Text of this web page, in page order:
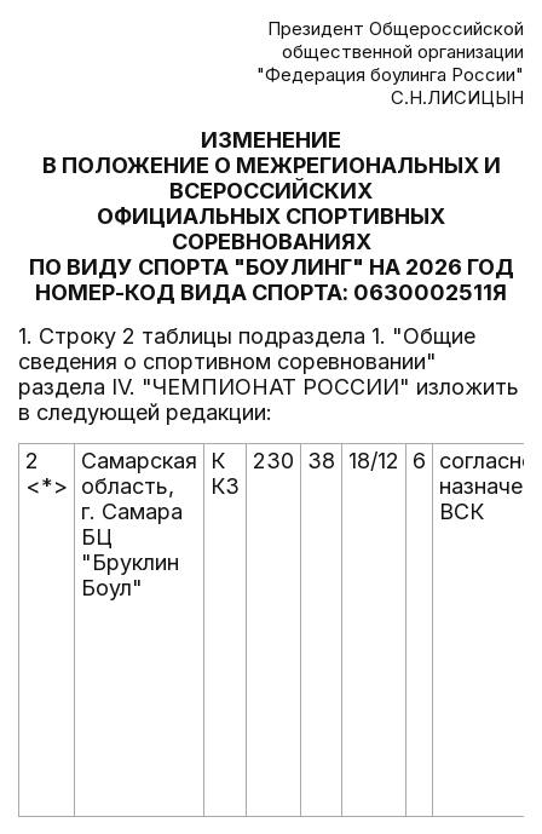
Президент Общероссийской
общественной организации
"Федерация боулинга России"
С.Н.ЛИСИЦЫН
ИЗМЕНЕНИЕ
В ПОЛОЖЕНИЕ О МЕЖРЕГИОНАЛЬНЫХ И
ВСЕРОССИЙСКИХ
ОФИЦИАЛЬНЫХ СПОРТИВНЫХ
СОРЕВНОВАНИЯХ
ПО ВИДУ СПОРТА "БОУЛИНГ" НА 2026 ГОД
НОМЕР-КОД ВИДА СПОРТА: 0630002511Я
1. Строку 2 таблицы подраздела 1. "Общие
сведения о спортивном соревновании"
раздела IV. "ЧЕМПИОНАТ РОССИИ" изложить
в следующей редакции:
2
<*>
Самарская
область,
г. Самара
БЦ
"Бруклин
Боул"
К
КЗ
230 38 18/12 6
согласно
ВСК